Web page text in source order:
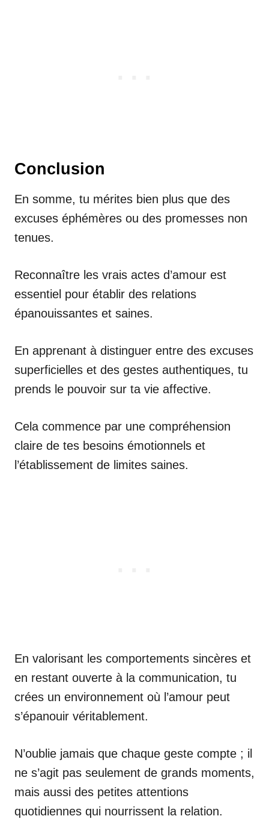
Conclusion
En somme, tu mérites bien plus que des
excuses éphémères ou des promesses non
tenues.
Reconnaître les vrais actes d’amour est
essentiel pour établir des relations
épanouissantes et saines.
En apprenant à distinguer entre des excuses
superficielles et des gestes authentiques, tu
prends le pouvoir sur ta vie affective.
Cela commence par une compréhension
claire de tes besoins émotionnels et
l’établissement de limites saines.
En valorisant les comportements sincères et
en restant ouverte à la communication, tu
crées un environnement où l’amour peut
s’épanouir véritablement.
N’oublie jamais que chaque geste compte ; il
ne s’agit pas seulement de grands moments,
mais aussi des petites attentions
quotidiennes qui nourrissent la relation.